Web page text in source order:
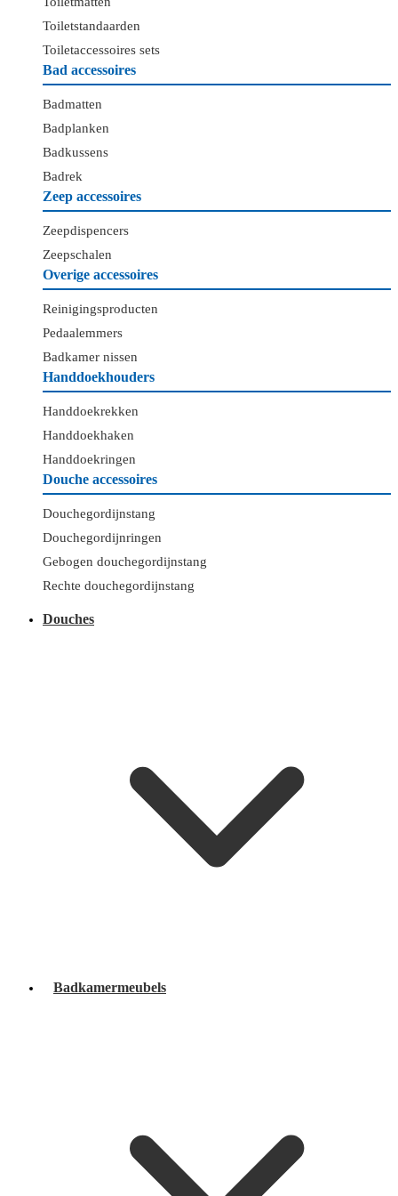
Toiletstandaarden
Toiletaccessoires sets
Bad accessoires
Badmatten
Badplanken
Badkussens
Badrek
Zeep accessoires
Zeepdispencers
Zeepschalen
Overige accessoires
Reinigingsproducten
Pedaalemmers
Badkamer nissen
Handdoekhouders
Handdoekrekken
Handdoekhaken
Handdoekringen
Douche accessoires
Douchegordijnstang
Douchegordijnringen
Gebogen douchegordijnstang
Rechte douchegordijnstang
Douches
Badkamermeubels